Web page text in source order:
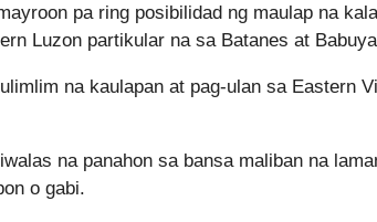
pa ring posibilidad ng maulap na
Luzon partikular na sa Batanes at
na kaulapan at pag-ulan sa Eastern
na panahon sa bansa maliban na
o gabi.